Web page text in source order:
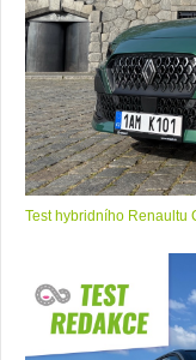
Test hybridního Renaultu